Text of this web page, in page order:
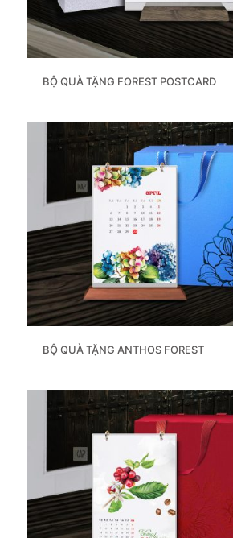
BỘ QUÀ TẶNG FOREST POSTCARD
BỘ QUÀ TẶNG ANTHOS FOREST